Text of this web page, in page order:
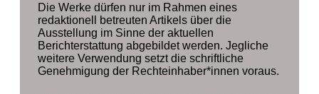
Die Werke dürfen nur im Rahmen eines
redaktionell betreuten Artikels über die
Ausstellung im Sinne der aktuellen
Berichterstattung abgebildet werden. Jegliche
weitere Verwendung setzt die schriftliche
Genehmigung der Rechteinhaber*innen voraus.